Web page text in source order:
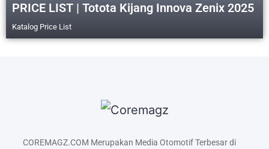
PRICE LIST | Totota Kijang Innova Zenix 2025
Katalog Price List
COREMAGZ.COM Merupakan Media Otomotif Terbesar di